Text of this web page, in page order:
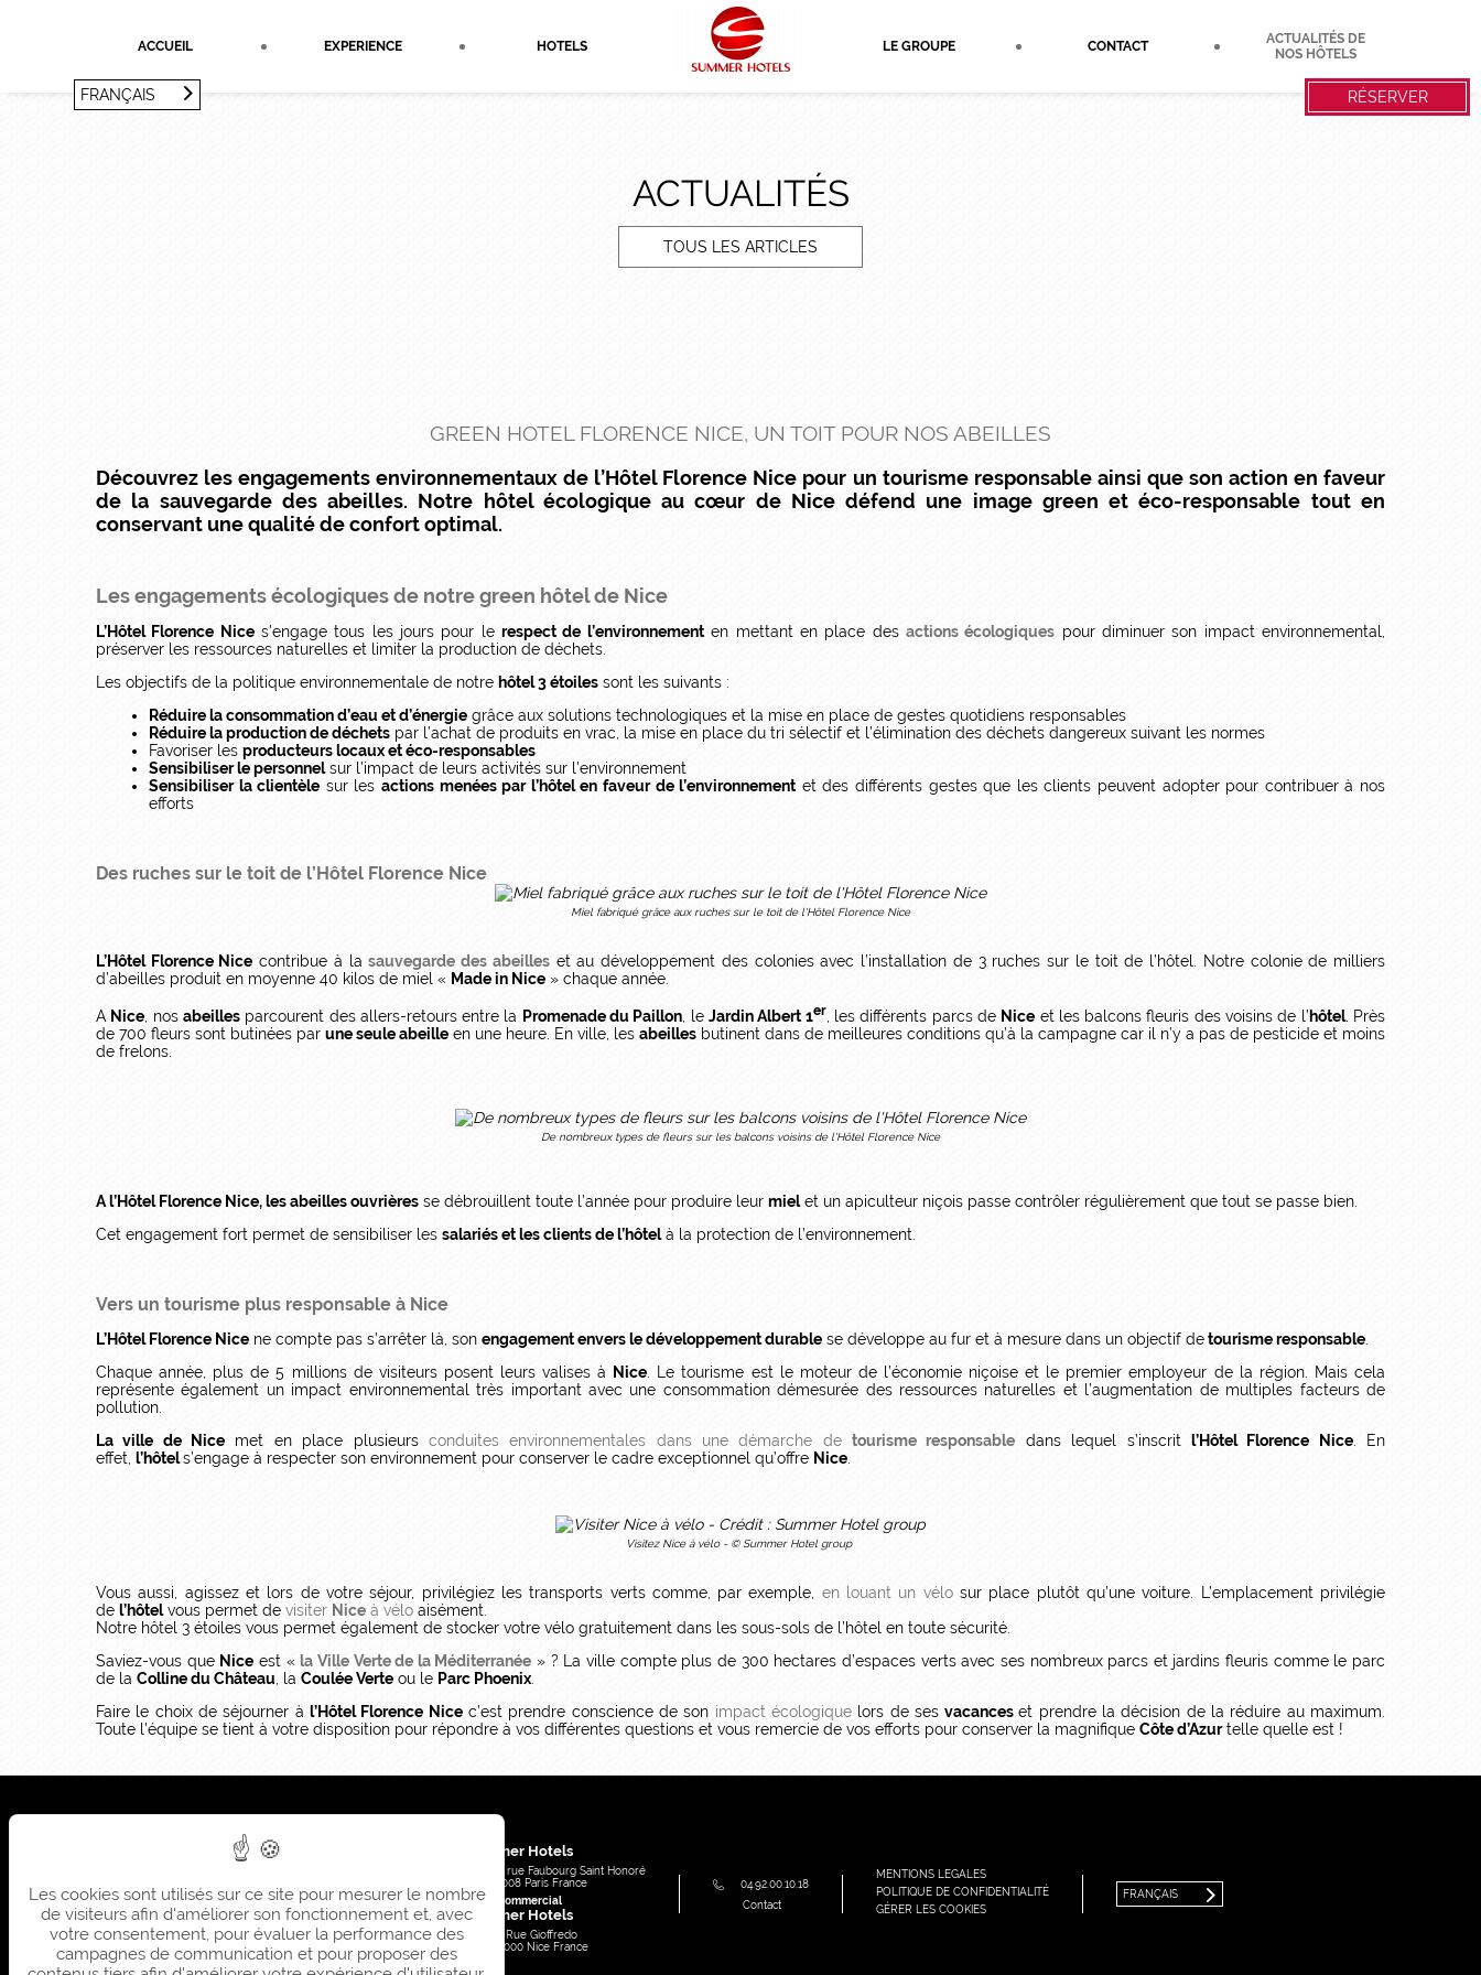
ACCUEIL EXPERIENCE HOTELS LE GROUPE CONTACT
ACTUALITÉS DE
NOS HÔTELS
RÉSERVER
FRANÇAIS
ACTUALITÉS
TOUS LES ARTICLES
GREEN HOTEL FLORENCE NICE, UN TOIT POUR NOS ABEILLES
Découvrez les engagements environnementaux de l’Hôtel Florence Nice pour un tourisme responsable ainsi que son action en faveur
de la sauvegarde des abeilles. Notre hôtel écologique au cœur de Nice défend une image green et éco-responsable tout en
conservant une qualité de confort optimal.
Les engagements écologiques de notre green hôtel de Nice
L’Hôtel Florence Nices’engage tous les jours pour lerespect de l’environnementen mettant en place des actions écologiques pour diminuer son impact environnemental,
préserver les ressources naturelles et limiter la production de déchets.
Les objectifs de la politique environnementale de notre hôtel 3 étoiles sont les suivants :
Réduire la consommation d’eau et d’énergie grâce aux solutions technologiques et la mise en place de gestes quotidiens responsables
Réduire la production de déchets par l’achat de produits en vrac, la mise en place du tri sélectif et l’élimination des déchets dangereux suivant les normes
Favoriser les producteurs locaux et éco-responsables
Sensibiliser le personnelsur l’impact de leurs activités sur l’environnement
Sensibiliser la clientèle sur lesactions menées par l’hôtel en faveur de l’environnement et des différents gestes que les clients peuvent adopter pour contribuer à nos
efforts
Des ruches sur le toit de l’Hôtel Florence Nice
Miel fabriqué grâce aux ruches sur le toit de l'Hôtel Florence Nice
L’Hôtel Florence Nice contribue à lasauvegarde des abeilleset au développement des colonies avec l’installation de 3 ruches sur le toit de l’hôtel. Notre colonie de milliers
d’abeilles produit en moyenne 40 kilos de miel « Made in Nice » chaque année.
A Nice , nos abeillesparcourent des allers-retours entre la Promenade du Paillon , leJardin Albert 1er , les différents parcs de Nice et les balcons fleuris des voisins de l’hôtel. Près
de 700 fleurs sont butinées par une seule abeille en une heure. En ville, les abeilles butinent dans de meilleures conditions qu’à la campagne car il n’y a pas de pesticide et moins
de frelons.
De nombreux types de fleurs sur les balcons voisins de l'Hôtel Florence Nice
A l’Hôtel Florence Nice, les abeilles ouvrières se débrouillent toute l’année pour produire leur mielet un apiculteur niçois passe contrôler régulièrement que tout se passe bien.
Cet engagement fort permet de sensibiliser les salariés et les clients de l’hôtelà la protection de l’environnement.
Vers un tourisme plus responsable à Nice
L’Hôtel Florence Nice ne compte pas s’arrêter là, son engagement envers le développement durable se développe au fur et à mesure dans un objectif detourisme responsable
Chaque année, plus de 5 millions de visiteurs posent leurs valises à Nice . Le tourisme est le moteur de l’économie niçoise et le premier employeur de la région. Mais cela
représente également un impact environnemental très important avec une consommation démesurée des ressources naturelles et l’augmentation de multiples facteurs de
pollution.
La ville de Nice met en place plusieurs conduites environnementales dans une démarche detourisme responsable dans lequel s’inscrit l’Hôtel Florence Nice. En
effet,
l’hôtels’engage à respecter son environnement pour conserver le cadre exceptionnel qu’offre Nice
Visitez Nice à vélo - © Summer Hotel group
Vous aussi, agissez et lors de votre séjour, privilégiez les transports verts comme, par exemple, en louant un vélosur place plutôt qu’une voiture. L’emplacement privilégie
de l’hôtelvous permet de visiter Nice à vélo aisément.
Notre hôtel 3 étoiles vous permet également de stocker votre vélo gratuitement dans les sous-sols de l’hôtel en toute sécurité.
Saviez-vous que Nice est « la Ville Verte de la Méditerranée » ? La ville compte plus de 300 hectares d’espaces verts avec ses nombreux parcs et jardins fleuris comme le parc
de la Colline du Château , la Coulée Verte ou le Parc Phoenix
Faire le choix de séjourner à l’Hôtel Florence Nicec’est prendre conscience de son impact écologiquelors de sesvacanceset prendre la décision de la réduire au maximum.
Toute l’équipe se tient à votre disposition pour répondre à vos différentes questions et vous remercie de vos efforts pour conserver la magnifique Côte d’Azurtelle quelle est !
Summer Hotels
91, rue Faubourg Saint Honoré
75008 Paris France
Siège commercial
Summer Hotels
49 Rue Gioffredo
06000 Nice France
04.92.00.10.18
Contact
MENTIONS LEGALES
POLITIQUE DE CONFIDENTIALITÉ
GÉRER LES COOKIES
FRANÇAIS
Les cookies sont utilisés sur ce site pour mesurer le nombre
de visiteurs afin d'améliorer son fonctionnement et, avec
votre consentement, pour évaluer la performance des
campagnes de communication et pour proposer des